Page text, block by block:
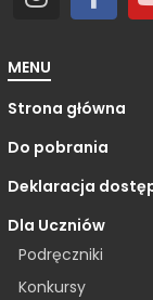
MENU
Strona główna
Dla Uczniów
Podręczniki
Konkursy
Do pobrania
Deklaracja